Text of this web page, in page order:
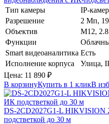
Тип камеры
IP-
Разрешение
2 Мп,
Объектив
М12,
Функции
Smart видеоаналитика Есть
Исполнение корпуса
Улица,
Цена: 11 890 ₽
В корзинуКупить в 1 кликВ
DS-2CD2027G1-L HIKVISION
подстветкой до 30 м